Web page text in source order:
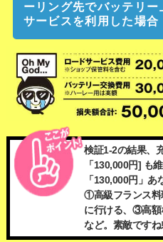
ーリング先でバッテリ
サービスを利用した場合
検証1-2の結果、
「130,000円] も
「130,000円」
①高級フランス
に行ける、③高額
など。素敵ですね!